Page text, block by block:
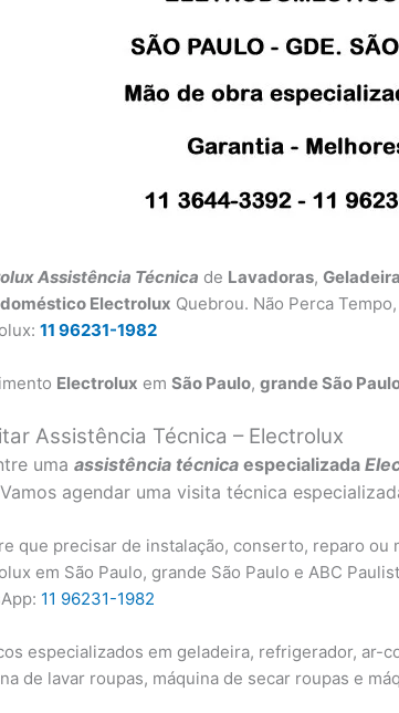
Assistência Técnica de Lavadoras,
Electrolux Quebrou. Não Perca
11 96231-1982
Electrolux em São Paulo, grande São
Assistência Técnica – Electrolux
uma assistência técnica especializada
agendar uma visita técnica
que precisar de instalação, conserto, reparo
em São Paulo, grande São Paulo e ABC
11 96231-1982
especializados em geladeira, refrigerador, ar-
de lavar roupas, máquina de secar roupas e